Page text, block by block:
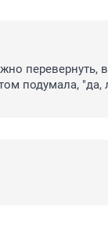
перевернуть,
подумала, "да,